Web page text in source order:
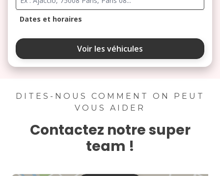
Dates et horaires
août 2026
ma me
3 4 5 6 7
17 18 19 20
Voir les véhicules
DITES-NOUS COMMENT ON PEUT
VOUS AIDER
Contactez notre super
team !